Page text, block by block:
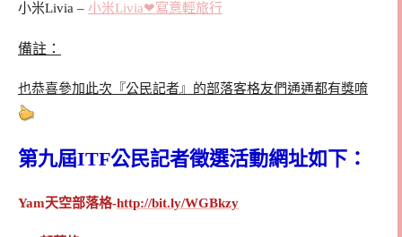
小米Livia – 小米Livia❤寫意輕旅行
備註：
也恭喜參加此次『公民記者』的部落客格友們通通都有獎唷
第九屆ITF公民記者徵選活動網址如下：
Yam天空部落格-http://bit.ly/WGBkzy